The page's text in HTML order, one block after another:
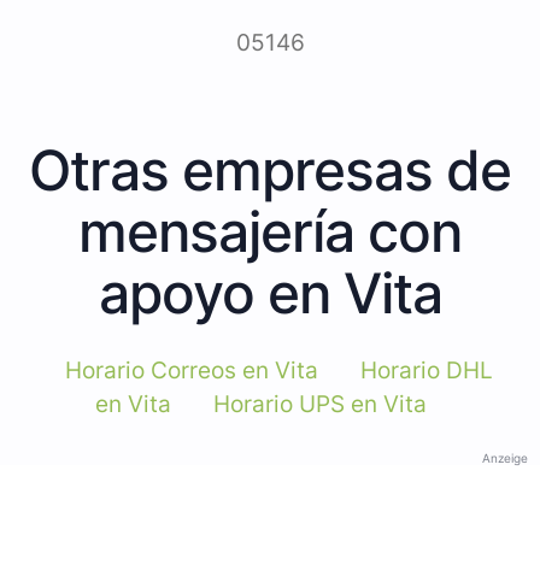
05146
Otras empresas de
mensajería con
apoyo en Vita
Horario Correos en Vita
Horario DHL
en Vita
Horario UPS en Vita
Anzeige